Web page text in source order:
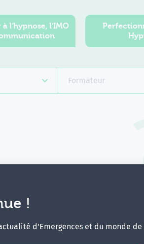
!
d'Emergences et du monde
à l'hypnose, l'IMO
Formateur
Aucune